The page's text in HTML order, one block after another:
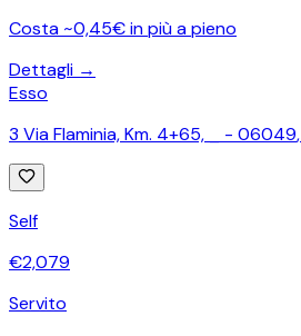
Costa ~0,45€ in più a pieno
Dettagli →
Esso
3 Via Flaminia, Km. 4+65, _ - 06049,
Self
€2,079
Servito